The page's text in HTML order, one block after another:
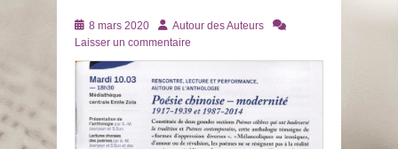
Posté
le
8 mars 2020 AuteurAutour des Auteurs
Laisser un commentaire